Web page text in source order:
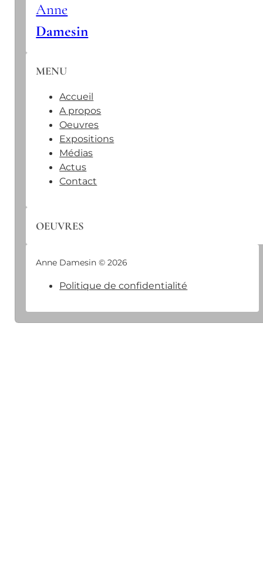
Anne
Damesin
MENU
Accueil
A propos
Oeuvres
Expositions
Médias
Actus
Contact
OEUVRES
Anne Damesin © 2026
Politique de confidentialité